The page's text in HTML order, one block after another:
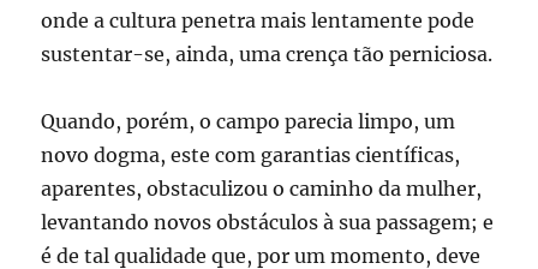
onde a cultura penetra mais lentamente pode
sustentar-se, ainda, uma crença tão perniciosa.
Quando, porém, o campo parecia limpo, um
novo dogma, este com garantias científicas,
aparentes, obstaculizou o caminho da mulher,
levantando novos obstáculos à sua passagem; e
é de tal qualidade que, por um momento, deve